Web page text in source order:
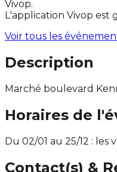
Vivop.
L'application Vivop est
Voir tous les
Description
Marché boulevard
Horaires de
Du 02/01 au 25/12 : les
Contact(s) &